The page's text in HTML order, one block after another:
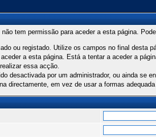
tem permissão para aceder a esta página.
ou registado. Utilize os campos no final desta
a esta página. Está a tentar a aceder a
essa acção.
desactivada por um administrador, ou ainda se
directamente, em vez de usar a formas